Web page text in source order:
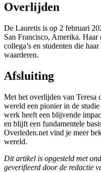
Overlijden
De Lauretis is op 2 februari
San Francisco, Amerika.
collega’s en studenten die
waarderen.
Afsluiting
Met het overlijden van Teresa
wereld een pionier in de
werk heeft een blijvende
en blijft een fundamentele
Overleden.net vind je meer
wereld.
Dit artikel is opgesteld met
geverifieerd door de redactie